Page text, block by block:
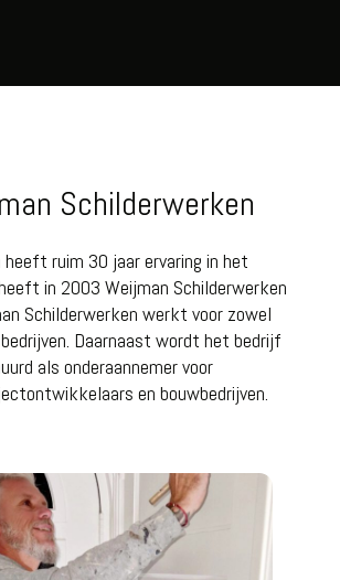
Schilderwerken
ruim 30 jaar ervaring in het
in 2003 Weijman Schilderwerken
Schilderwerken werkt voor zowel
Daarnaast wordt het bedrijf
als onderaannemer voor
en bouwbedrijven.